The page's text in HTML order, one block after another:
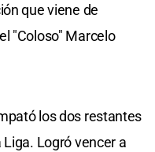
que viene de
"Coloso" Marcelo
los dos restantes
Logró vencer a